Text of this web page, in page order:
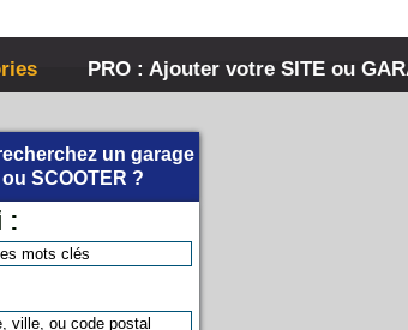
PRO : Ajouter votre SITE ou
un garage
ou SCOOTER ?
: